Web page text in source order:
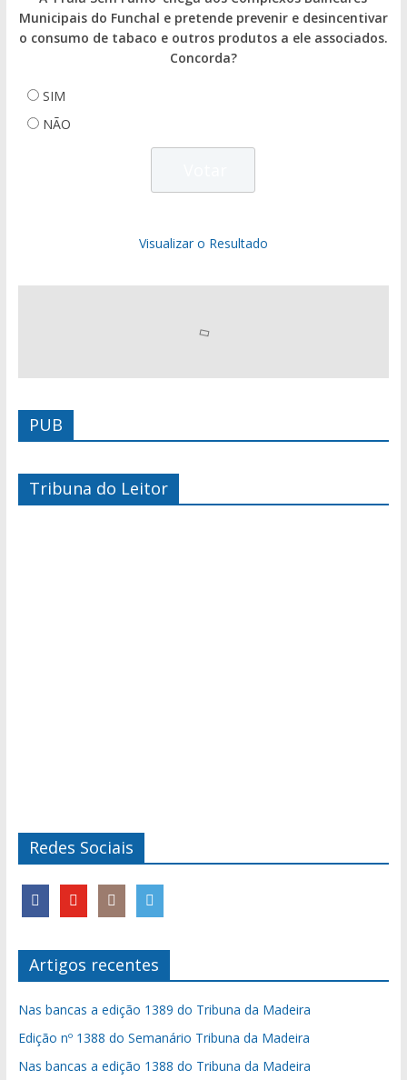
Municipais do Funchal e pretende prevenir e desincentivar
o consumo de tabaco e outros produtos a ele associados.
Concorda?
SIM
NÃO
Visualizar o Resultado
PUB
Tribuna do Leitor
Redes Sociais
Artigos recentes
Nas bancas a edição 1389 do Tribuna da Madeira
Edição nº 1388 do Semanário Tribuna da Madeira
Nas bancas a edição 1388 do Tribuna da Madeira